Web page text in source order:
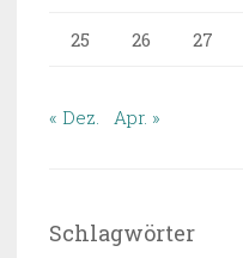
25 26 27
« Dez. Apr. »
Schlagwörter